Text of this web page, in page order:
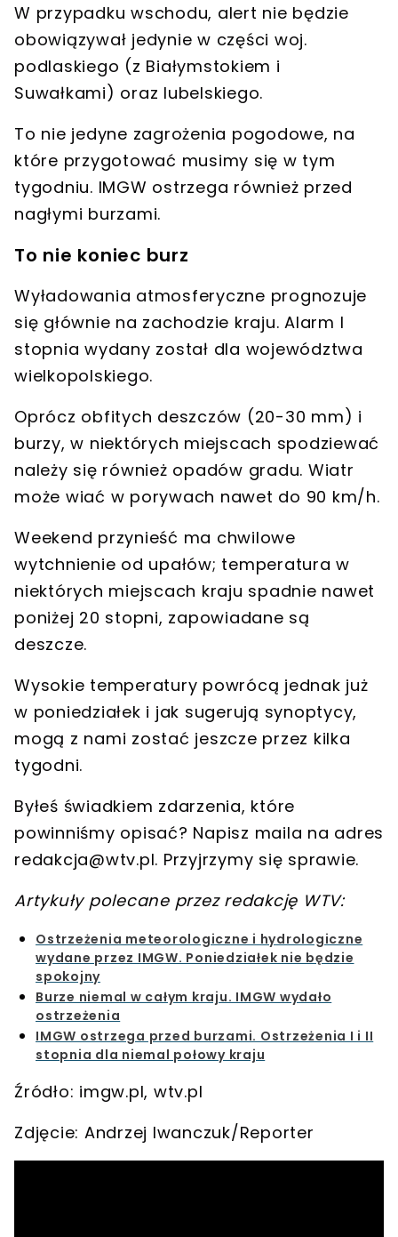
W przypadku wschodu, alert nie będzie
obowiązywał jedynie w części woj.
podlaskiego (z Białymstokiem i
Suwałkami) oraz lubelskiego.
To nie jedyne zagrożenia pogodowe, na
które przygotować musimy się w tym
tygodniu. IMGW ostrzega również przed
nagłymi burzami.
To nie koniec burz
Wyładowania atmosferyczne prognozuje
się głównie na zachodzie kraju. Alarm I
stopnia wydany został dla województwa
wielkopolskiego.
Oprócz obfitych deszczów (20-30 mm) i
burzy, w niektórych miejscach spodziewać
należy się również opadów gradu. Wiatr
może wiać w porywach nawet do 90 km/h.
Weekend przynieść ma chwilowe
wytchnienie od upałów; temperatura w
niektórych miejscach kraju spadnie nawet
poniżej 20 stopni, zapowiadane są
deszcze.
Wysokie temperatury powrócą jednak już
w poniedziałek i jak sugerują synoptycy,
mogą z nami zostać jeszcze przez kilka
tygodni.
Byłeś świadkiem zdarzenia, które
powinniśmy opisać? Napisz maila na adres
redakcja@wtv.pl. Przyjrzymy się sprawie.
Artykuły polecane przez redakcję WTV:
Ostrzeżenia meteorologiczne i hydrologiczne
wydane przez IMGW. Poniedziałek nie będzie
spokojny
Burze niemal w całym kraju. IMGW wydało
ostrzeżenia
IMGW ostrzega przed burzami. Ostrzeżenia I i II
stopnia dla niemal połowy kraju
Źródło: imgw.pl, wtv.pl
Zdjęcie: Andrzej Iwanczuk/Reporter